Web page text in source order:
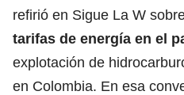
refirió en Sigue La W
tarifas de energía en el
explotación de
en Colombia. En esa